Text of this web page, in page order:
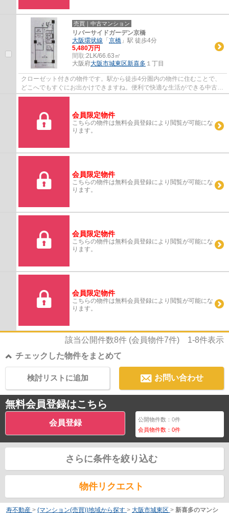
売買｜中古マンション
リバーサイドガーデン京橋
大阪環状線 「 京橋 」駅 徒歩4分
5,480万円
間取:2LK/66.63㎡
大阪府大阪市城東区新喜多 １丁目
クローゼット付きの物件です。駅から徒歩4分圏内の物件に住むことで、
どこへでもすぐにお出かけできますね。便利で快適な生活ができる中古マ
ンションです。新婚生活にはリビングのある...
会員限定物件
こちらの物件は無料会員登録により閲覧が可能にな
ります。
会員限定物件
こちらの物件は無料会員登録により閲覧が可能にな
ります。
会員限定物件
こちらの物件は無料会員登録により閲覧が可能にな
ります。
会員限定物件
こちらの物件は無料会員登録により閲覧が可能にな
ります。
該当公開件数8件 (会員物件7件) 1-8件表示
チェックした物件をまとめて
お問い合わせ
検討リストに追加
無料会員登録はこちら
会員登録 公開物件数：0件
会員物件数：0件
さらに条件を絞り込む
物件リクエスト
寿不動産 > (マンション(売買))地域から探す > 大阪市城東区 > 新喜多のマンシ